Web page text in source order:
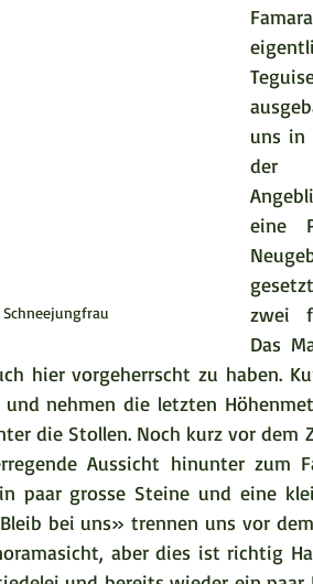
uns in
der
eine
zwei
Das
hier vorgeherrscht zu haben.
nehmen die letzten
die Stollen. Noch kurz vor dem
Aussicht hinunter zum
paar grosse Steine und eine
bei uns» trennen uns vor
aber dies ist richtig